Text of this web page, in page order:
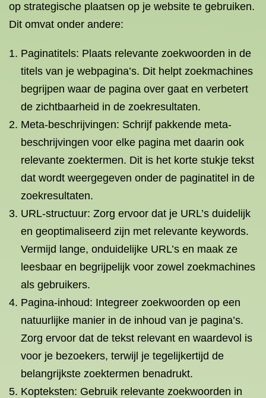
op strategische plaatsen op je website te gebruiken.
Dit omvat onder andere:
Paginatitels: Plaats relevante zoekwoorden in de
titels van je webpagina’s. Dit helpt zoekmachines
begrijpen waar de pagina over gaat en verbetert
de zichtbaarheid in de zoekresultaten.
Meta-beschrijvingen: Schrijf pakkende meta-
beschrijvingen voor elke pagina met daarin ook
relevante zoektermen. Dit is het korte stukje tekst
dat wordt weergegeven onder de paginatitel in de
zoekresultaten.
URL-structuur: Zorg ervoor dat je URL’s duidelijk
en geoptimaliseerd zijn met relevante keywords.
Vermijd lange, onduidelijke URL’s en maak ze
leesbaar en begrijpelijk voor zowel zoekmachines
als gebruikers.
Pagina-inhoud: Integreer zoekwoorden op een
natuurlijke manier in de inhoud van je pagina’s.
Zorg ervoor dat de tekst relevant en waardevol is
voor je bezoekers, terwijl je tegelijkertijd de
belangrijkste zoektermen benadrukt.
Kopteksten: Gebruik relevante zoekwoorden in